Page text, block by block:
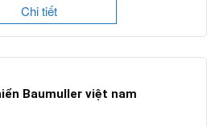
Chi tiết
Baumuller việt nam